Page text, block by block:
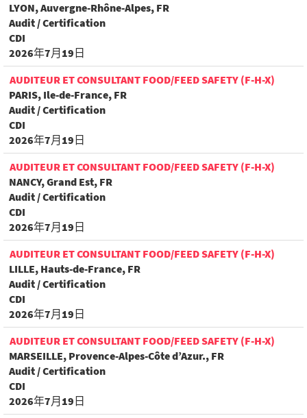
LYON, Auvergne-Rhône-Alpes, FR
Audit / Certification
CDI
2026年7月19日
AUDITEUR ET CONSULTANT FOOD/FEED SAFETY (F-H-X)
PARIS, Ile-de-France, FR
Audit / Certification
CDI
2026年7月19日
AUDITEUR ET CONSULTANT FOOD/FEED SAFETY (F-H-X)
NANCY, Grand Est, FR
Audit / Certification
CDI
2026年7月19日
AUDITEUR ET CONSULTANT FOOD/FEED SAFETY (F-H-X)
LILLE, Hauts-de-France, FR
Audit / Certification
CDI
2026年7月19日
AUDITEUR ET CONSULTANT FOOD/FEED SAFETY (F-H-X)
MARSEILLE, Provence-Alpes-Côte d’Azur., FR
Audit / Certification
CDI
2026年7月19日